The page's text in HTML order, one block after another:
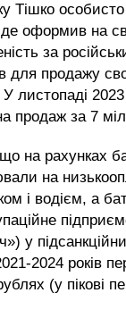
Тішко особисто
оформив на
за
для продажу
У листопаді
продаж за 7
на рахунках
на
і водієм, а
у
2024 років
(у пікові